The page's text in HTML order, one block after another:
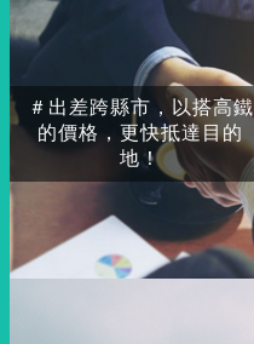
＃出差跨縣市，以搭高鐵
的價格，更快抵達目的
地！